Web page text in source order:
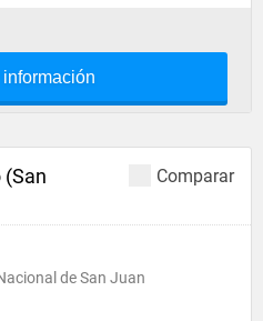
Comparar
de San Juan